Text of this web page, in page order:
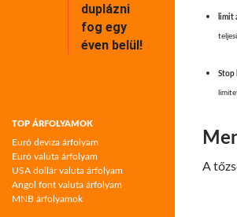
limit
Stop
A
duplázni
fog egy
éven belül!
TOP ÁRFOLYAMOK
Euró deviza árfolyam
Euró valuta árfolyam
USA dollár valuta árfolyam
Angol font valuta árfolyam
MNB árfolyamok